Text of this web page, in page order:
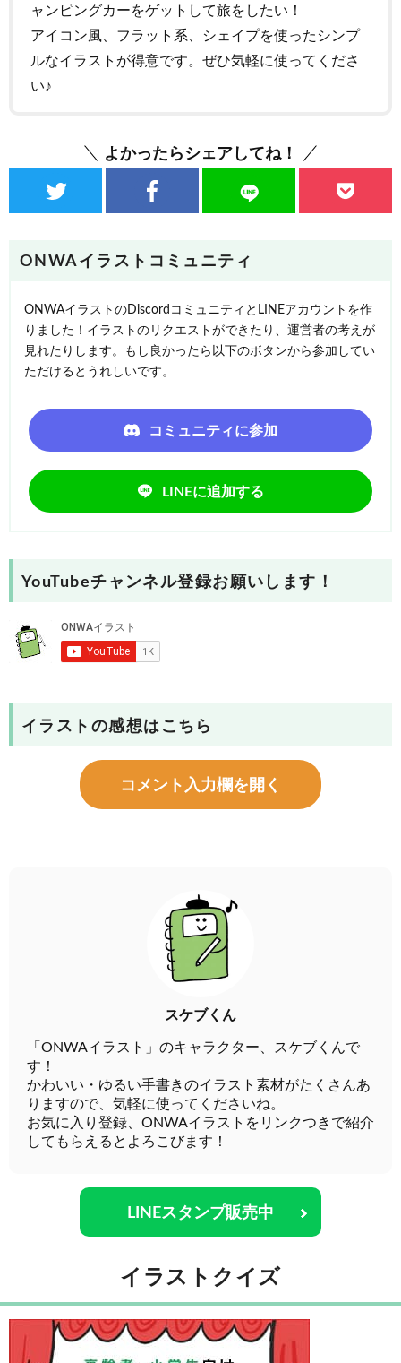
ャンピングカーをゲットして旅をしたい！
アイコン風、フラット系、シェイプを使ったシンプ
ルなイラストが得意です。ぜひ気軽に使ってくださ
い♪
よかったらシェアしてね！
ONWAイラストコミュニティ
ONWAイラストのDiscordコミュニティとLINEアカウントを作
りました！イラストのリクエストができたり、運営者の考えが
見れたりします。もし良かったら以下のボタンから参加してい
ただけるとうれしいです。
コミュニティに参加
LINEに追加する
YouTubeチャンネル登録お願いします！
イラストの感想はこちら
コメント入力欄を開く
スケブくん
「ONWAイラスト」のキャラクター、スケブくんで
す！
かわいい・ゆるい手書きのイラスト素材がたくさんあ
りますので、気軽に使ってくださいね。
お気に入り登録、ONWAイラストをリンクつきで紹介
してもらえるとよろこびます！
LINEスタンプ販売中
イラストクイズ